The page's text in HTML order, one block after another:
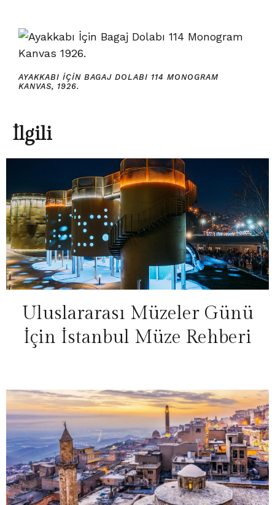
AYAKKABI İÇIN BAGAJ DOLABI 114 MONOGRAM
KANVAS, 1926.
İlgili
Uluslararası Müzeler Günü
İçin İstanbul Müze Rehberi